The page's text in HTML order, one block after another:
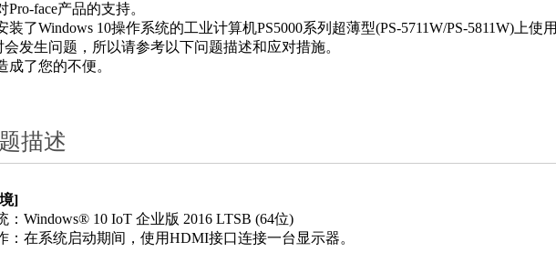
Pro-face产品的支持。
装了Windows 10操作系统的工业计算机PS5000系列超薄型(PS-5711W/PS-5811W)上使用
发生问题，所以请参考以下问题描述和应对措施。
成了您的不便。
描述
]
：Windows® 10 IoT 企业版 2016 LTSB (64位)
：在系统启动期间，使用HDMI接口连接一台显示器。